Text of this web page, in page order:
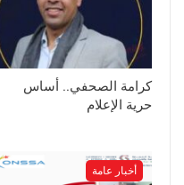
كرامة الصحفي.. أساس
حرية الإعلام
أخبار عامة